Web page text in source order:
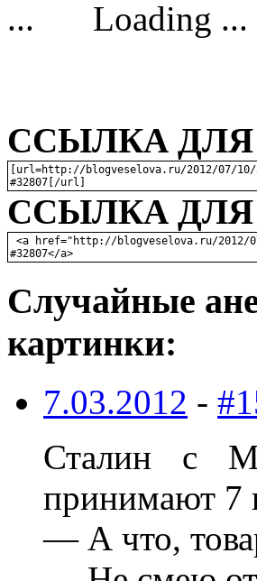
Loading ...
ССЫЛКА ДЛЯ
ССЫЛКА ДЛЯ
Случайные
картинки:
7.03.2012 -
Сталин с
принимают 7
— А что,